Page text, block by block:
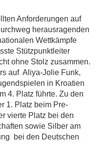
Anforderungen auf
herausragenden
Wettkämpfe
Stützpunktleiter
ohne Stolz zusammen.
auf Aliya-Jolie Funk,
in Kroatien
4. Platz führte. Zu den
1. Platz beim Pre-
vierte Platz bei den
sowie Silber am
bei den Deutschen